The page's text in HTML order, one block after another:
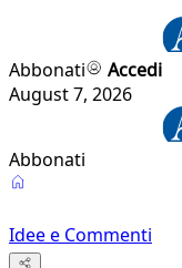
Abbonati
Accedi
August 7, 2026
Abbonati
Idee e Commenti